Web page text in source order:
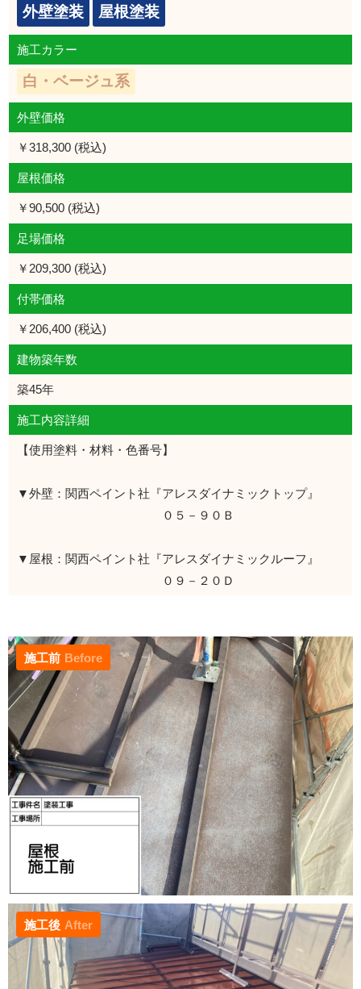
外壁塗装 屋根塗装
施工カラー
白・ベージュ系
外壁価格
￥318,300 (税込)
屋根価格
￥90,500 (税込)
足場価格
￥209,300 (税込)
付帯価格
￥206,400 (税込)
建物築年数
築45年
施工内容詳細
【使用塗料・材料・色番号】
▼外壁：関西ペイント社『アレスダイナミックトップ』
０５－９０Ｂ
▼屋根：関西ペイント社『アレスダイナミックルーフ』
０９－２０Ｄ
施工前 Before
施工後 After